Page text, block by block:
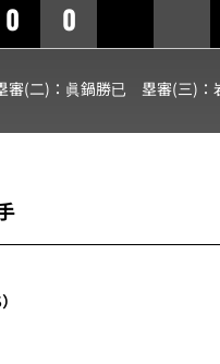
0 0
審(二)： 眞鍋勝已 塁審(三)：